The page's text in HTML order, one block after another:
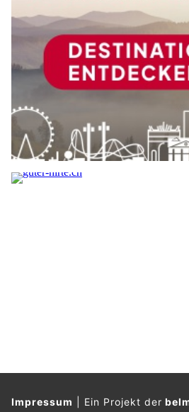
Impressum Ein Projekt der